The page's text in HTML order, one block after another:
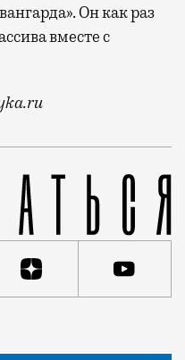
Он как раз
вместе с
Валу начался